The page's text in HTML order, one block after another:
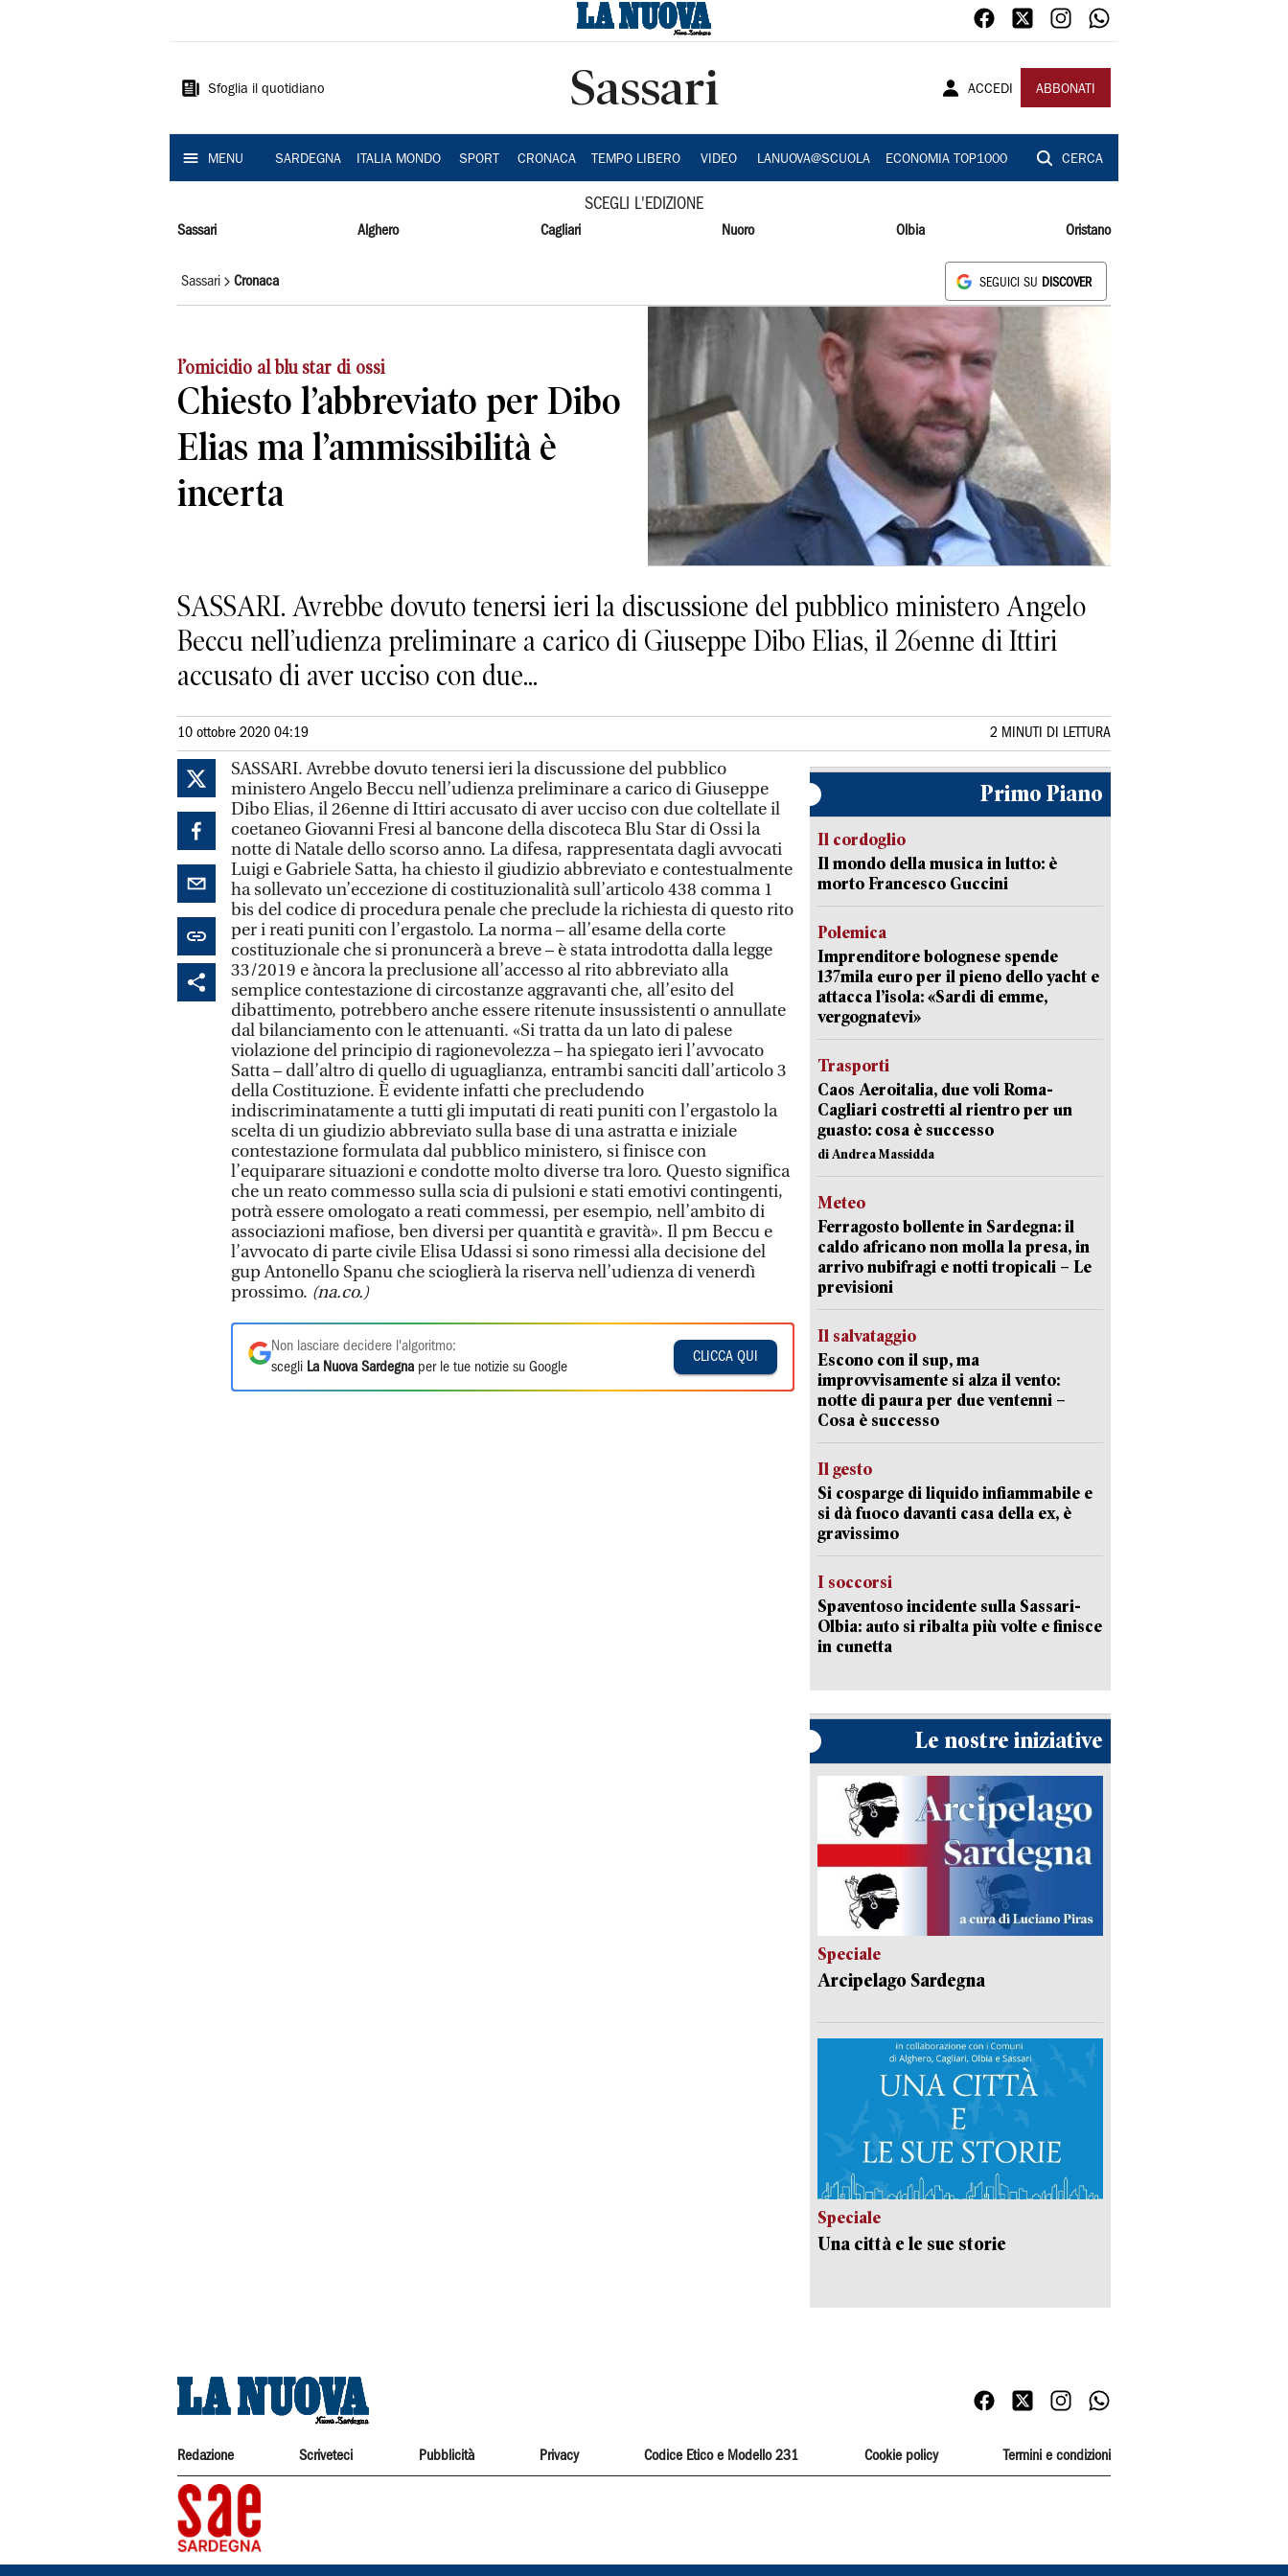
Sardegna
Sfoglia il quotidiano Sassari ACCEDI ABBONATI
MENU SARDEGNA ITALIA MONDO SPORT CRONACA TEMPO LIBERO VIDEO LANUOVA@SCUOLA ECONOMIA TOP1000 CERCA
SCEGLI L'EDIZIONE
Sassari Alghero Cagliari Nuoro Olbia Oristano
Sassari Cronaca SEGUICI SU DISCOVER
l’omicidio al blu star di ossi
Chiesto l’abbreviato per Dibo
Elias ma l’ammissibilità è
incerta
SASSARI. Avrebbe dovuto tenersi ieri la discussione del pubblico ministero Angelo
Beccu nell’udienza preliminare a carico di Giuseppe Dibo Elias, il 26enne di Ittiri
accusato di aver ucciso con due...
10 ottobre 2020 04:19 2 MINUTI DI LETTURA
SASSARI. Avrebbe dovuto tenersi ieri la discussione del pubblico
ministero Angelo Beccu nell’udienza preliminare a carico di Giuseppe
Dibo Elias, il 26enne di Ittiri accusato di aver ucciso con due coltellate il
coetaneo Giovanni Fresi al bancone della discoteca Blu Star di Ossi la
notte di Natale dello scorso anno. La difesa, rappresentata dagli avvocati
Luigi e Gabriele Satta, ha chiesto il giudizio abbreviato e contestualmente
ha sollevato un’eccezione di costituzionalità sull’articolo 438 comma 1
bis del codice di procedura penale che preclude la richiesta di questo rito
per i reati puniti con l’ergastolo. La norma – all’esame della corte
costituzionale che si pronuncerà a breve – è stata introdotta dalla legge
33/2019 e àncora la preclusione all’accesso al rito abbreviato alla
semplice contestazione di circostanze aggravanti che, all’esito del
dibattimento, potrebbero anche essere ritenute insussistenti o annullate
dal bilanciamento con le attenuanti. «Si tratta da un lato di palese
violazione del principio di ragionevolezza – ha spiegato ieri l’avvocato
Satta – dall’altro di quello di uguaglianza, entrambi sanciti dall’articolo 3
della Costituzione. È evidente infatti che precludendo
indiscriminatamente a tutti gli imputati di reati puniti con l’ergastolo la
scelta di un giudizio abbreviato sulla base di una astratta e iniziale
contestazione formulata dal pubblico ministero, si finisce con
l’equiparare situazioni e condotte molto diverse tra loro. Questo significa
che un reato commesso sulla scia di pulsioni e stati emotivi contingenti,
potrà essere omologato a reati commessi, per esempio, nell’ambito di
associazioni mafiose, ben diversi per quantità e gravità». Il pm Beccu e
l’avvocato di parte civile Elisa Udassi si sono rimessi alla decisione del
gup Antonello Spanu che scioglierà la riserva nell’udienza di venerdì
prossimo. (na.co.)
Non lasciare decidere l'algoritmo:
scegli La Nuova Sardegna per le tue notizie su Google
CLICCA QUI
Primo Piano
Il cordoglio
Il mondo della musica in lutto: è
morto Francesco Guccini
Polemica
Imprenditore bolognese spende
137mila euro per il pieno dello yacht e
attacca l’isola: «Sardi di emme,
vergognatevi»
Trasporti
Caos Aeroitalia, due voli Roma-
Cagliari costretti al rientro per un
guasto: cosa è successo
di Andrea Massidda
Meteo
Ferragosto bollente in Sardegna: il
caldo africano non molla la presa, in
arrivo nubifragi e notti tropicali – Le
previsioni
Il salvataggio
Escono con il sup, ma
improvvisamente si alza il vento:
notte di paura per due ventenni –
Cosa è successo
Il gesto
Si cosparge di liquido infiammabile e
si dà fuoco davanti casa della ex, è
gravissimo
I soccorsi
Spaventoso incidente sulla Sassari-
Olbia: auto si ribalta più volte e finisce
in cunetta
Le nostre iniziative
Speciale
Arcipelago Sardegna
Speciale
Una città e le sue storie
Redazione Scriveteci Pubblicità Privacy Codice Etico e Modello 231 Cookie policy Termini e condizioni